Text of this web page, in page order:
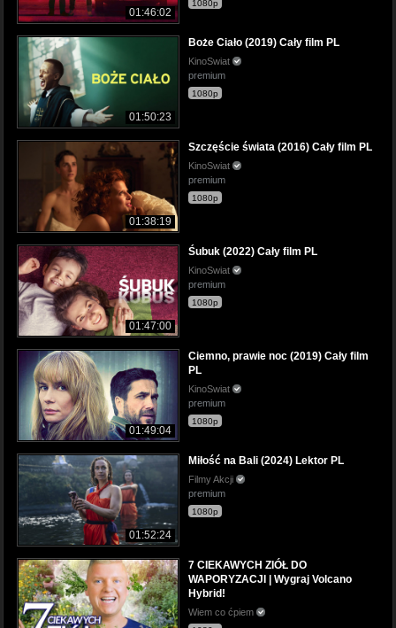
01:46:02
1080p
01:50:23
Boże Ciało (2019) Cały film PL
KinoSwiat
premium
1080p
01:38:19
Szczęście świata (2016) Cały film PL
KinoSwiat
premium
1080p
01:47:00
Śubuk (2022) Cały film PL
KinoSwiat
premium
1080p
01:49:04
Ciemno, prawie noc (2019) Cały film
PL
KinoSwiat
premium
1080p
01:52:24
Miłość na Bali (2024) Lektor PL
Filmy Akcji
premium
1080p
7 CIEKAWYCH ZIÓŁ DO
WAPORYZACJI | Wygraj Volcano
Hybrid!
Wiem co ćpiem